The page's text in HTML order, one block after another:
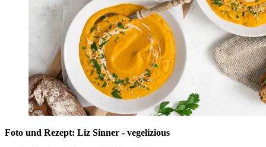
Foto und Rezept: Liz Sinner - vegelizious